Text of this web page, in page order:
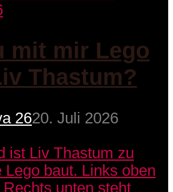
mit mir Lego
Thastum?
2620. Juli 2026